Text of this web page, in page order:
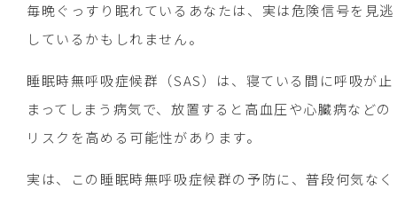
毎晩ぐっすり眠れているあなたは、実は危険信号を見逃
しているかもしれません。
睡眠時無呼吸症候群（SAS）は、寝ている間に呼吸が止
まってしまう病気で、放置すると高血圧や心臓病などの
リスクを高める可能性があります。
実は、この睡眠時無呼吸症候群の予防に、普段何気なく